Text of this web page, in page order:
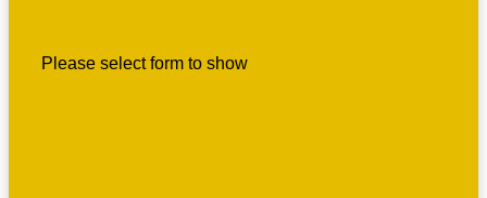
Please select form to show